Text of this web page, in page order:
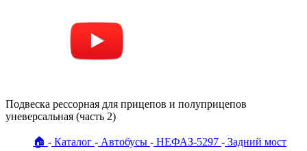
Подвеска рессорная для прицепов и полуприцепов
уневерсальная (часть 2)
🏠 Каталог Автобусы НЕФАЗ-5297
Задний мост